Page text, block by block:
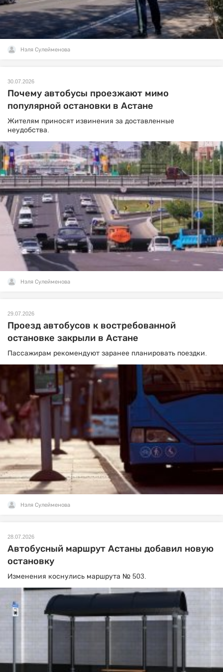
Нэля Сулейменова
30.07.2026
Почему автобусы проезжают мимо
популярной остановки в Астане
Жителям приносят извинения за доставленные
неудобства.
Нэля Сулейменова
29.07.2026
Проезд автобусов к востребованной
остановке закрыли в Астане
Пассажирам рекомендуют заранее планировать поездки.
Нэля Сулейменова
28.07.2026
Автобусный маршрут Астаны добавил новую
остановку
Изменения коснулись маршрута № 503.